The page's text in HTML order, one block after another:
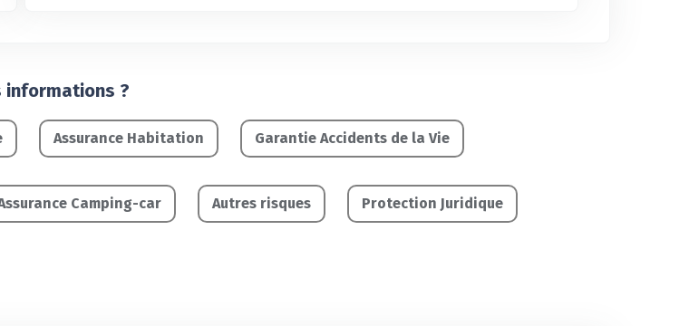
informations ?
Assurance Habitation Garantie Accidents de la Vie
Camping-car Autres risques Protection Juridique